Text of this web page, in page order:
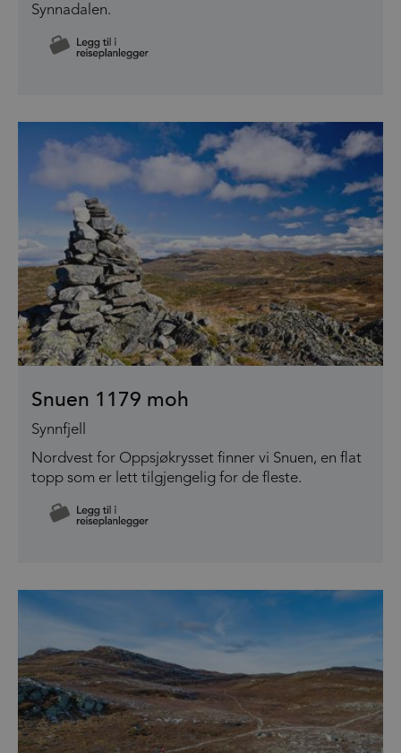
Synnadalen.
Snuen 1179 moh
Synnfjell
Nordvest for Oppsjøkrysset finner vi Snuen, en flat
topp som er lett tilgjengelig for de fleste.